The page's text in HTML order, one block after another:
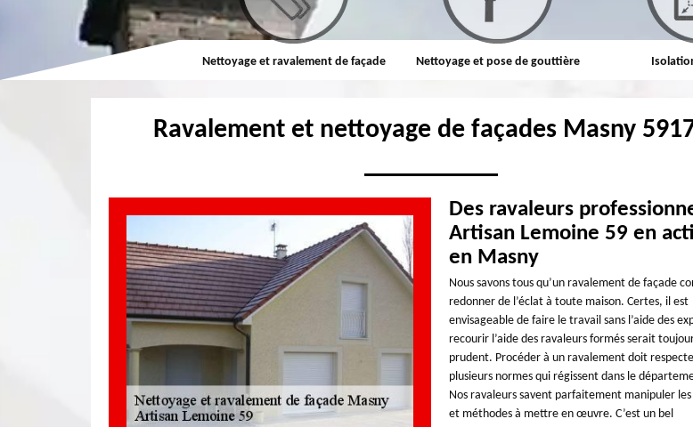
Couvreur Nettoyage et ravalement de façade Nettoyage et pose de gouttière
Ravalement et nettoyage de façades Masny
Des ravaleurs
Artisan Lemoine 59 en
en Masny
Nous savons tous qu’un ravalement de façade
redonner de l’éclat à toute maison. Certes, il est
envisageable de faire le travail sans l’aide des
recourir l’aide des ravaleurs formés serait
prudent. Procéder à un ravalement doit
plusieurs normes qui régissent dans le
Nos ravaleurs savent parfaitement manipuler
et méthodes à mettre en œuvre. C’est un bel